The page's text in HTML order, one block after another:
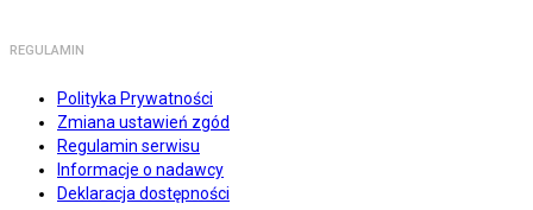
REGULAMIN
Polityka Prywatności
Zmiana ustawień zgód
Regulamin serwisu
Informacje o nadawcy
Deklaracja dostępności